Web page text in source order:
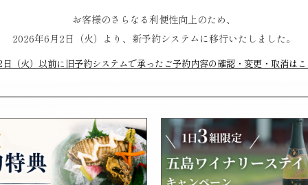
お客様のさらなる利便性向上のため、
2026年6月2日（火）より、新予約システムに移行いたしました。
（火）以前に旧予約システムで承ったご予約内容の確認・変更・取消は